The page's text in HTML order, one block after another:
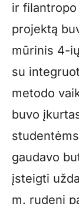
ir filantropo
projektą
mūrinis 4-
su
metodo
buvo
gaudavo
įsteigti
m. rudenį